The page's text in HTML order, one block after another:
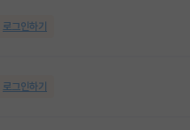
로그인하기
로그인하기